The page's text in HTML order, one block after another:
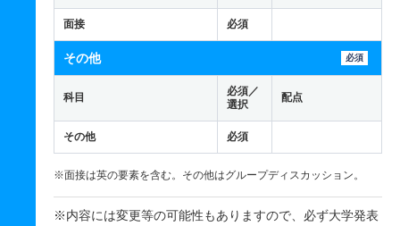
面接 必須
その他 必須
科目
必須／
選択
配点
その他 必須
※面接は英の要素を含む。その他はグループディスカッション。
※内容には変更等の可能性もありますので、必ず大学発表